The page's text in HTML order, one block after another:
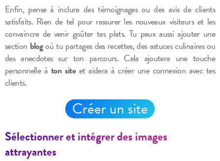
Enfin, pense à inclure des témoignages ou des avis de clients
satisfaits. Rien de tel pour rassurer les nouveaux visiteurs et les
convaincre de venir goûter tes plats. Tu peux aussi ajouter une
section blogoù tu partages des recettes, des astuces culinaires ou
des anecdotes sur ton parcours. Cela ajoutera une touche
personnelle à ton siteet aidera à créer une connexion avec tes
clients.
Créer un site
Sélectionner et intégrer des images
attrayantes